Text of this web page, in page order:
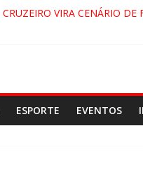
CRUZEIRO VIRA CENÁRIO
ESPORTE EVENTOS